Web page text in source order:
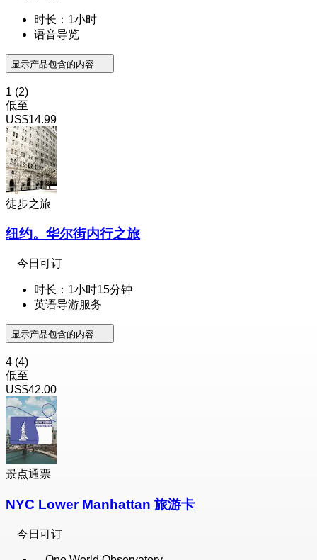
时长：1小时
语音导览
显示产品包含的内容
1 (2)
低至
US$14.99
徒步之旅
纽约。华尔街内行之旅
今日可订
时长：1小时15分钟
英语导游服务
显示产品包含的内容
4 (4)
低至
US$42.00
景点通票
NYC Lower Manhattan 旅游卡
今日可订